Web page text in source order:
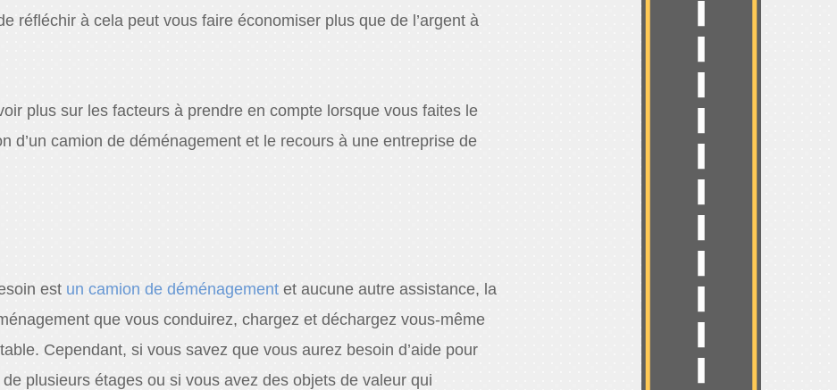
réfléchir à cela peut vous faire économiser plus que de l’argent à
plus sur les facteurs à prendre en compte lorsque vous faites le
d’un camion de déménagement et le recours à une entreprise de
est un camion de déménagementet aucune autre assistance, la
que vous conduirez, chargez et déchargez vous-même
Cependant, si vous savez que vous aurez besoin d’aide pour
plusieurs étages ou si vous avez des objets de valeur qui